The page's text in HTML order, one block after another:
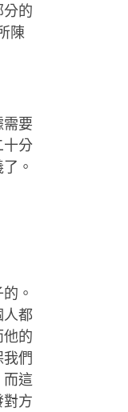
的
陳
需要
分
。
。
都
的
們
而這
方